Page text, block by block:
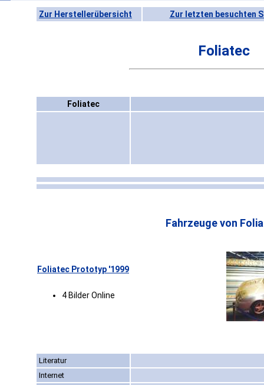
Zur Herstellerübersicht Zur letzten besuchten
Foliatec
Foliatec
Fahrzeuge von
Foliatec Prototyp '1999
4 Bilder Online
Literatur
Internet